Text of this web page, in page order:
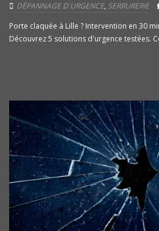
DÉPANNAGE D'URGENCE, SERRURERIE
Porte claquée à Lille ? Intervention en 30
Découvrez 5 solutions d'urgence testées.